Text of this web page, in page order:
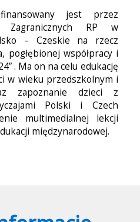
jest przez
Zagranicznych RP w
– Czeskie na rzecz
pogłębionej współpracy i
. Ma on na celu edukację
w wieku przedszkolnym i
zapoznanie dzieci z
Polski i Czech
multimedialnej lekcji
międzynarodowej.